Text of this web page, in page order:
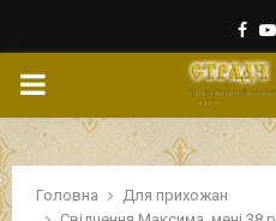
PRIMARY
MENU
Головна
Для прихожан